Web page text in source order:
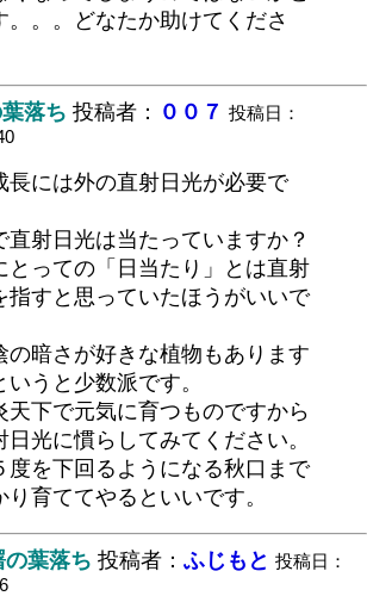
。。。どなたか助けてくださ
落ち 投稿者： ００７ 投稿日：
長には外の直射日光が必要で
直射日光は当たっていますか？
とっての「日当たり」とは直射
指すと思っていたほうがいいで
の暗さが好きな植物もあります
うと少数派です。
天下で元気に育つものですから
日光に慣らしてみてください。
度を下回るようになる秋口まで
育ててやるといいです。
葉落ち 投稿者： ふじもと 投稿日：